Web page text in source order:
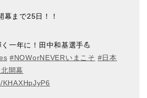
幕まで25日！！
一年に！田中和基選手💪
#NOWorNEVERいまこそ #日本
開幕